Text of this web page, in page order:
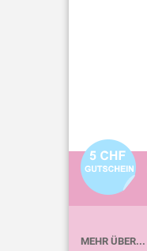
MEHR ÜBER...